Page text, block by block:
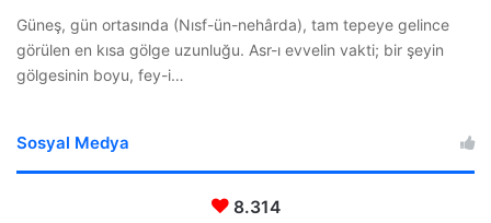
Güneş, gün ortasında (Nısf-ün-nehârda), tam tepeye gelince
görülen en kısa gölge uzunluğu. Asr-ı evvelin vakti; bir şeyin
gölgesinin boyu, fey-i…
Sosyal Medya
8.314